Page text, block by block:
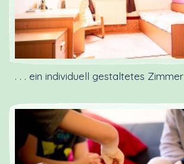
. . . ein individuell gestaltetes Zimmer